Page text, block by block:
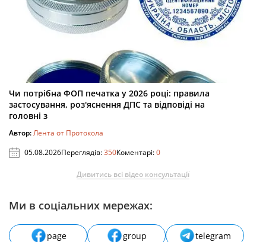
Чи потрібна ФОП печатка у 2026 році: правила
застосування, роз'яснення ДПС та відповіді на
головні з
Автор:Лента от Протокола
05.08.2026Переглядів:350Коментарі:0
Дивитись всі відео консультації
Ми в соціальних мережах:
page group
telegram